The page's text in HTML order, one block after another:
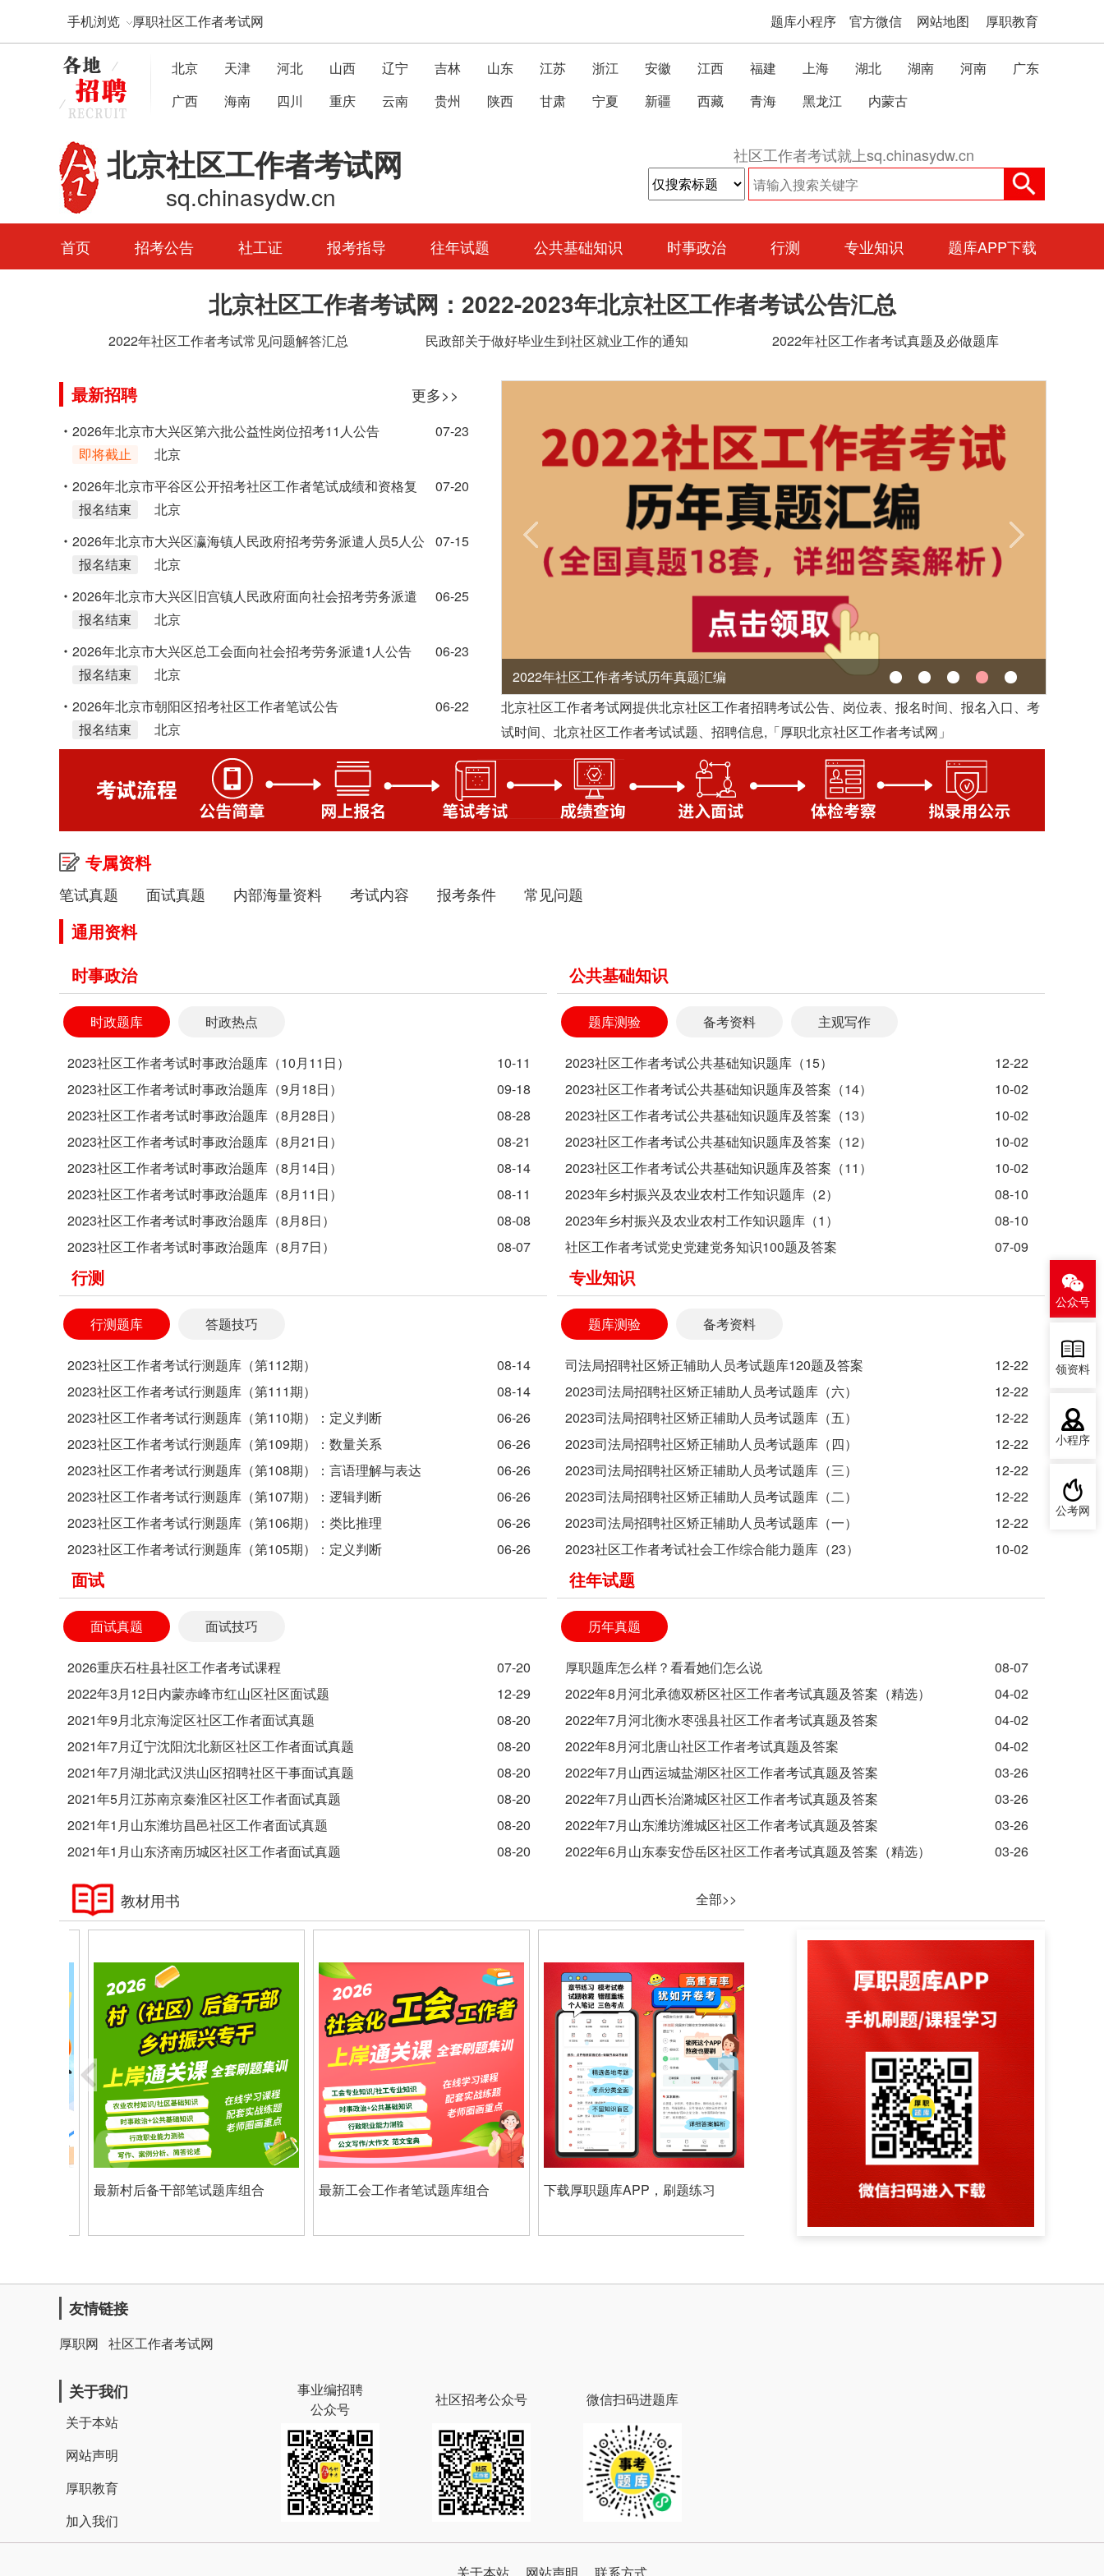
手机浏览 厚职社区工作者考试网 题库小程序 官方微信 网站地图 厚职教育
北京 天津 河北 山西 辽宁 吉林 山东 江苏 浙江 安徽 江西 福建 上海 湖北 湖南 河南
广东
广西
海南 四川 重庆 云南 贵州 陕西 甘肃 宁夏 新疆 西藏 青海 黑龙江 内蒙古
北京社区工作者考试网
sq.chinasydw.cn
社区工作者考试就上sq.chinasydw.cn
首页 招考公告 社工证 报考指导 往年试题 公共基础知识 时事政治 行测 专业知识 题库APP下载
北京社区工作者考试网：2022-2023年北京社区工作者考试公告汇总
2022年社区工作者考试常见问题解答汇总 民政部关于做好毕业生到社区就业工作的通知 2022年社区工作者考试真题及必做题库
最新招聘 更多>>
2026年北京市大兴区第六批公益性岗位招考11人公告
07-23
即将截止
北京
2026年北京市平谷区公开招考社区工作者笔试成绩和资格复
审公告
07-20
报名结束
北京
2026年北京市大兴区瀛海镇人民政府招考劳务派遣人员5人公
告
07-15
报名结束
北京
2026年北京市大兴区旧宫镇人民政府面向社会招考劳务派遣
17人公告
06-25
报名结束
北京
2026年北京市大兴区总工会面向社会招考劳务派遣1人公告
06-23
报名结束
北京
2026年北京市朝阳区招考社区工作者笔试公告
06-22
报名结束
北京
2022年社区工作者考试历年真题汇编
北京社区工作者考试网提供北京社区工作者招聘考试公告、岗位表、报名时间、报名入口、考
试时间、北京社区工作者考试试题、招聘信息,「厚职北京社区工作者考试网」
专属资料
笔试真题 面试真题 内部海量资料 考试内容 报考条件 常见问题
通用资料
时事政治
时政题库 时政热点
2023社区工作者考试时事政治题库（10月11日）
10-11
2023社区工作者考试时事政治题库（9月18日）
09-18
2023社区工作者考试时事政治题库（8月28日）
08-28
2023社区工作者考试时事政治题库（8月21日）
08-21
2023社区工作者考试时事政治题库（8月14日）
08-14
2023社区工作者考试时事政治题库（8月11日）
08-11
2023社区工作者考试时事政治题库（8月8日）
08-08
2023社区工作者考试时事政治题库（8月7日）
08-07
公共基础知识
题库测验 备考资料 主观写作
2023社区工作者考试公共基础知识题库（15）
12-22
2023社区工作者考试公共基础知识题库及答案（14）
10-02
2023社区工作者考试公共基础知识题库及答案（13）
10-02
2023社区工作者考试公共基础知识题库及答案（12）
10-02
2023社区工作者考试公共基础知识题库及答案（11）
10-02
2023年乡村振兴及农业农村工作知识题库（2）
08-10
2023年乡村振兴及农业农村工作知识题库（1）
08-10
社区工作者考试党史党建党务知识100题及答案
07-09
行测
行测题库 答题技巧
2023社区工作者考试行测题库（第112期）
08-14
2023社区工作者考试行测题库（第111期）
08-14
2023社区工作者考试行测题库（第110期）：定义判断
06-26
2023社区工作者考试行测题库（第109期）：数量关系
06-26
2023社区工作者考试行测题库（第108期）：言语理解与表达
06-26
2023社区工作者考试行测题库（第107期）：逻辑判断
06-26
2023社区工作者考试行测题库（第106期）：类比推理
06-26
2023社区工作者考试行测题库（第105期）：定义判断
06-26
专业知识
题库测验 备考资料
司法局招聘社区矫正辅助人员考试题库120题及答案
12-22
2023司法局招聘社区矫正辅助人员考试题库（六）
12-22
2023司法局招聘社区矫正辅助人员考试题库（五）
12-22
2023司法局招聘社区矫正辅助人员考试题库（四）
12-22
2023司法局招聘社区矫正辅助人员考试题库（三）
12-22
2023司法局招聘社区矫正辅助人员考试题库（二）
12-22
2023司法局招聘社区矫正辅助人员考试题库（一）
12-22
2023社区工作者考试社会工作综合能力题库（23）
10-02
面试
面试真题 面试技巧
2026重庆石柱县社区工作者考试课程
07-20
2022年3月12日内蒙赤峰市红山区社区面试题
12-29
2021年9月北京海淀区社区工作者面试真题
08-20
2021年7月辽宁沈阳沈北新区社区工作者面试真题
08-20
2021年7月湖北武汉洪山区招聘社区干事面试真题
08-20
2021年5月江苏南京秦淮区社区工作者面试真题
08-20
2021年1月山东潍坊昌邑社区工作者面试真题
08-20
2021年1月山东济南历城区社区工作者面试真题
08-20
往年试题
历年真题
厚职题库怎么样？看看她们怎么说
08-07
2022年8月河北承德双桥区社区工作者考试真题及答案（精选）
04-02
2022年7月河北衡水枣强县社区工作者考试真题及答案
04-02
2022年8月河北唐山社区工作者考试真题及答案
04-02
2022年7月山西运城盐湖区社区工作者考试真题及答案
03-26
2022年7月山西长治潞城区社区工作者考试真题及答案
03-26
2022年7月山东潍坊潍城区社区工作者考试真题及答案
03-26
2022年6月山东泰安岱岳区社区工作者考试真题及答案（精选）
03-26
教材用书 全部>>
最新村后备干部笔试题库组合 最新工会工作者笔试题库组合 下载厚职题库APP，刷题练习
友情链接
厚职网 社区工作者考试网
关于我们
关于本站
网站声明
厚职教育
加入我们
事业编招聘
公众号
社区招考公众号 微信扫码进题库
公众号
领资料
小程序
公考网